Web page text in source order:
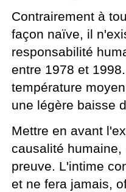
Contrairement à
façon naïve, il
responsabilité
entre 1978 et
température
une légère baisse
Mettre en avant
causalité
preuve. L'intime
et ne fera jamais,